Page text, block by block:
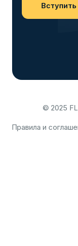
Вступить
© 2025
Правила и